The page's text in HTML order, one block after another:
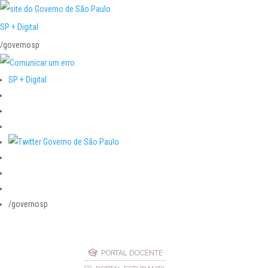
SP + Digital
/governosp
SP + Digital
/governosp
PORTAL DOCENTE